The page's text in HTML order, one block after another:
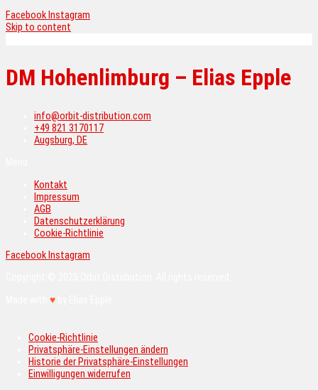
Facebook Instagram
Skip to content
DM Hohenlimburg – Elias Epple
info@orbit-distribution.com
+49 821 3170117
Augsburg, DE
Kontakt
Impressum
AGB
Datenschutzerklärung
Cookie-Richtlinie
Facebook Instagram
♥
Cookie-Richtlinie
Privatsphäre-Einstellungen ändern
Historie der Privatsphäre-Einstellungen
Einwilligungen widerrufen